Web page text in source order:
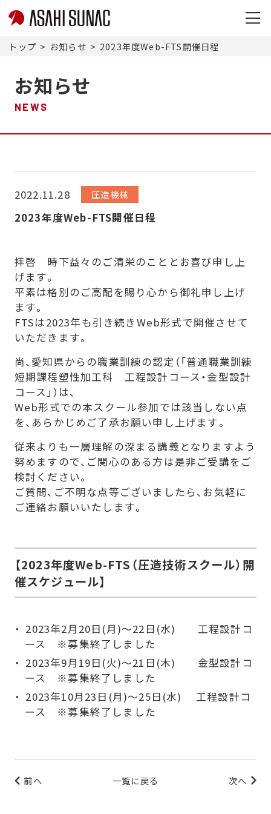
トップ お知らせ 2023年度Web-FTS開催日程
お知らせ
NEWS
2022.11.28 圧造機械
2023年度Web-FTS開催日程
拝啓 時下益々のご清栄のこととお喜び申し上
げます。
平素は格別のご高配を賜り心から御礼申し上げ
ます。
FTSは2023年も引き続きWeb形式で開催させて
いただきます。
尚、愛知県からの職業訓練の認定（「普通職業訓練
短期課程塑性加工科 工程設計コース・金型設計
コース」）は、
Web形式での本スクール参加では該当しない点
を、あらかじめご了承お願い申し上げます。
従来よりも一層理解の深まる講義となりますよう
努めますので、ご関心のある方は是非ご受講をご
検討ください。
ご質問、ご不明な点等ございましたら、お気軽に
ご連絡お願いいたします。
【2023年度Web-FTS（圧造技術スクール）開
催スケジュール】
2023年2月20日(月)～22日(水) 工程設計コ
ース ※募集終了しました
2023年9月19日(火)～21日(木) 金型設計コ
ース ※募集終了しました
2023年10月23日(月)～25日(水) 工程設計コ
ース ※募集終了しました
前へ 一覧に戻る 次へ
旭
会
イ